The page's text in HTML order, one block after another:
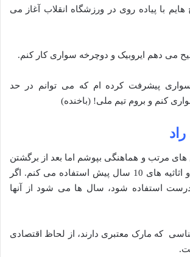
با پیاده روی در ورزشگاه انقلاب آغاز می
می دهم ایروبیک و دوچرخه سواری کار کنم.
پیشرفت کرده ام که می توانم در حد
کنم و بروم تیم ملی! (باخنده)
مرتب و هماهنگی بپوشم اما بعد از برگشتن
به ایران، از اسباب و اثاثیه های 10 سال پیش استفاده می کنم. اگر
استفاده شود، سال ها می شود از آنها
که مارک معتبری دارند، از لحاظ اقتصادی